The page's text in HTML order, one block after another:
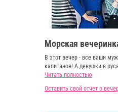
Морская
В этот вечер - все ваши
капитанов! А девушки в
Читать полностью
Оставить свой отчет о